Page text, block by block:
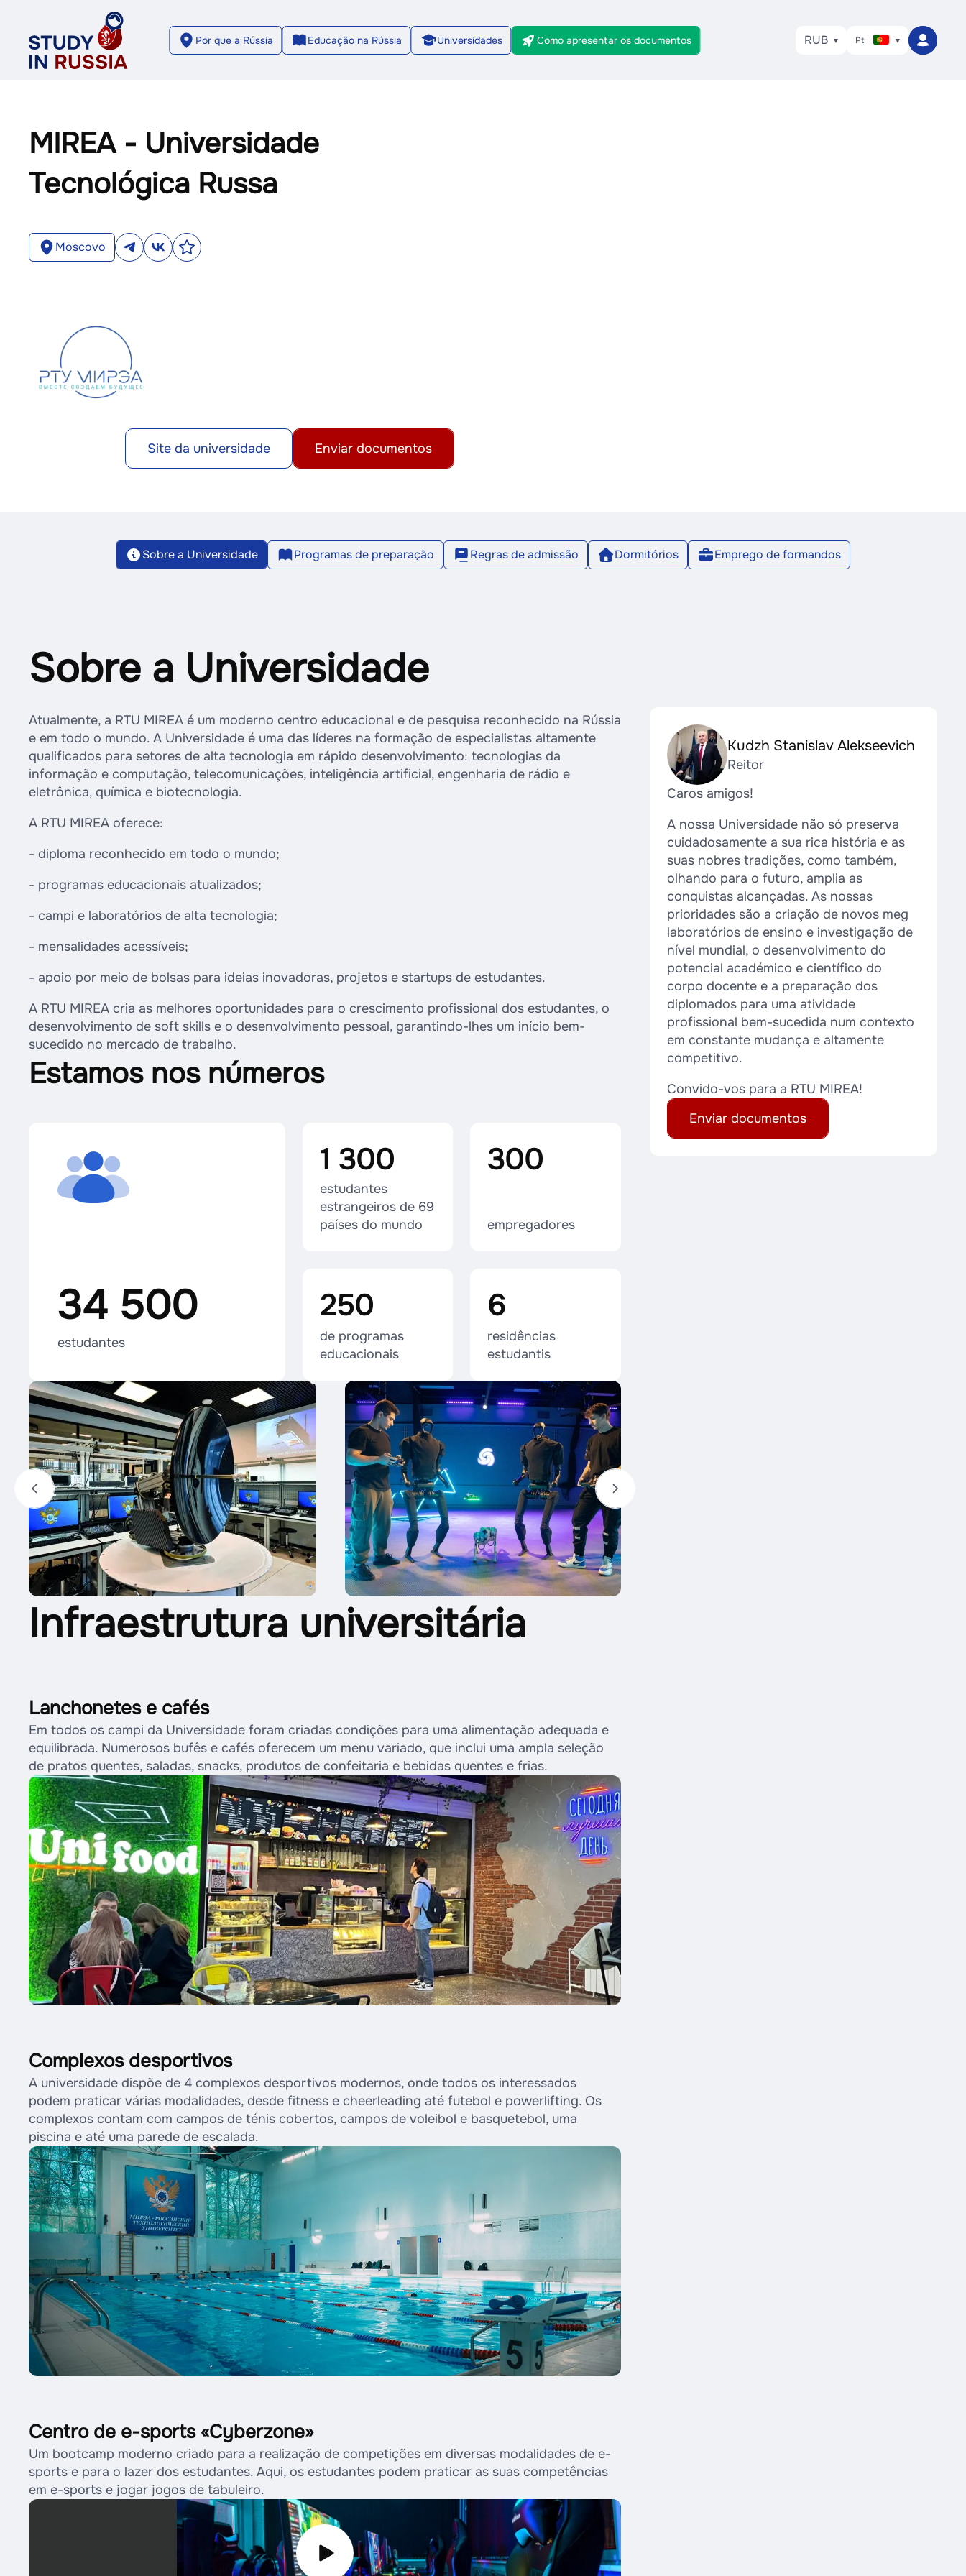
Por que a Rússia Educação na Rússia Universidades Como apresentar os documentos RUB Pt
MIREA - Universidade
Tecnológica Russa
Moscovo
Site da universidade Enviar documentos
2/8
Sobre a Universidade Programas de preparação Regras de admissão Dormitórios Emprego de formandos
Kudzh Stanislav Alekseevich
Reitor
Caros amigos!
A nossa Universidade não só preserva
cuidadosamente a sua rica história e as
suas nobres tradições, como também,
olhando para o futuro, amplia as
conquistas alcançadas. As nossas
prioridades são a criação de novos meg
laboratórios de ensino e investigação de
nível mundial, o desenvolvimento do
potencial académico e científico do
corpo docente e a preparação dos
diplomados para uma atividade
profissional bem-sucedida num contexto
em constante mudança e altamente
competitivo.
Convido-vos para a RTU MIREA!
Enviar documentos
Sobre a Universidade
Atualmente, a RTU MIREA é um moderno centro educacional e de pesquisa reconhecido na Rússia
e em todo o mundo. A Universidade é uma das líderes na formação de especialistas altamente
qualificados para setores de alta tecnologia em rápido desenvolvimento: tecnologias da
informação e computação, telecomunicações, inteligência artificial, engenharia de rádio e
eletrônica, química e biotecnologia.
A RTU MIREA oferece:
- diploma reconhecido em todo o mundo;
- programas educacionais atualizados;
- campi e laboratórios de alta tecnologia;
- mensalidades acessíveis;
- apoio por meio de bolsas para ideias inovadoras, projetos e startups de estudantes.
A RTU MIREA cria as melhores oportunidades para o crescimento profissional dos estudantes, o
desenvolvimento de soft skills e o desenvolvimento pessoal, garantindo-lhes um início bem-
sucedido no mercado de trabalho.
Estamos nos números
34 500
estudantes
1 300
estudantes
estrangeiros de 69
países do mundo
300
empregadores
250
de programas
educacionais
6
residências
estudantis
Infraestrutura universitária
Lanchonetes e cafés
Em todos os campi da Universidade foram criadas condições para uma alimentação adequada e
equilibrada. Numerosos bufês e cafés oferecem um menu variado, que inclui uma ampla seleção
de pratos quentes, saladas, snacks, produtos de confeitaria e bebidas quentes e frias.
Complexos desportivos
A universidade dispõe de 4 complexos desportivos modernos, onde todos os interessados
podem praticar várias modalidades, desde fitness e cheerleading até futebol e powerlifting. Os
complexos contam com campos de ténis cobertos, campos de voleibol e basquetebol, uma
piscina e até uma parede de escalada.
Centro de e-sports «Cyberzone»
Um bootcamp moderno criado para a realização de competições em diversas modalidades de e-
sports e para o lazer dos estudantes. Aqui, os estudantes podem praticar as suas competências
em e-sports e jogar jogos de tabuleiro.